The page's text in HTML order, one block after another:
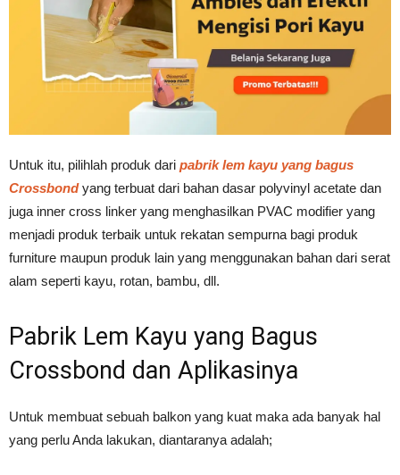
Untuk itu, pilihlah produk dari pabrik lem kayu yang bagus
Crossbondyang terbuat dari bahan dasar polyvinyl acetate dan
juga inner cross linker yang menghasilkan PVAC modifier yang
menjadi produk terbaik untuk rekatan sempurna bagi produk
furniture maupun produk lain yang menggunakan bahan dari serat
alam seperti kayu, rotan, bambu, dll.
Pabrik Lem Kayu yang Bagus
Crossbond dan Aplikasinya
Untuk membuat sebuah balkon yang kuat maka ada banyak hal
yang perlu Anda lakukan, diantaranya adalah;